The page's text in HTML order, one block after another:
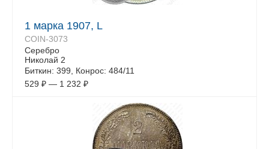
1 марка 1907, L
COIN-3073
Серебро
Николай 2
Биткин: 399, Конрос: 484/11
529 ₽ — 1 232 ₽